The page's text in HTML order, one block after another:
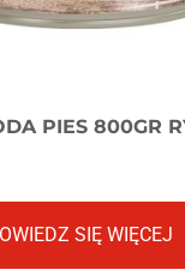
PIES 800GR
SIĘ WIĘCEJ